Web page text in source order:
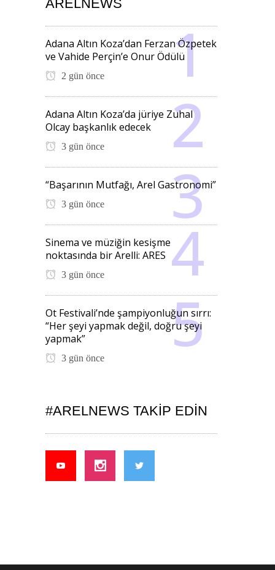
ARELNEWS
Adana Altın Koza’dan Ferzan Özpetek
ve Vahide Perçin’e Onur Ödülü
2 gün önce
Adana Altın Koza’da jüriye Zuhal
Olcay başkanlık edecek
3 gün önce
“Başarının Mutfağı, Arel Gastronomi”
3 gün önce
Sinema ve müziğin kesişme
noktasında bir Arelli: ARES
3 gün önce
Ot Festivali’nde şampiyonluğun sırrı:
“Her şeyi yapmak değil, doğru şeyi
yapmak”
3 gün önce
#ARELNEWS TAKIP EDIN